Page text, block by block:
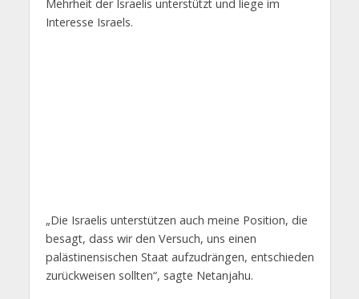
Mehrheit der Israelis unterstützt und liege im
Interesse Israels.
„Die Israelis unterstützen auch meine Position, die
besagt, dass wir den Versuch, uns einen
palästinensischen Staat aufzudrängen, entschieden
zurückweisen sollten“, sagte Netanjahu.